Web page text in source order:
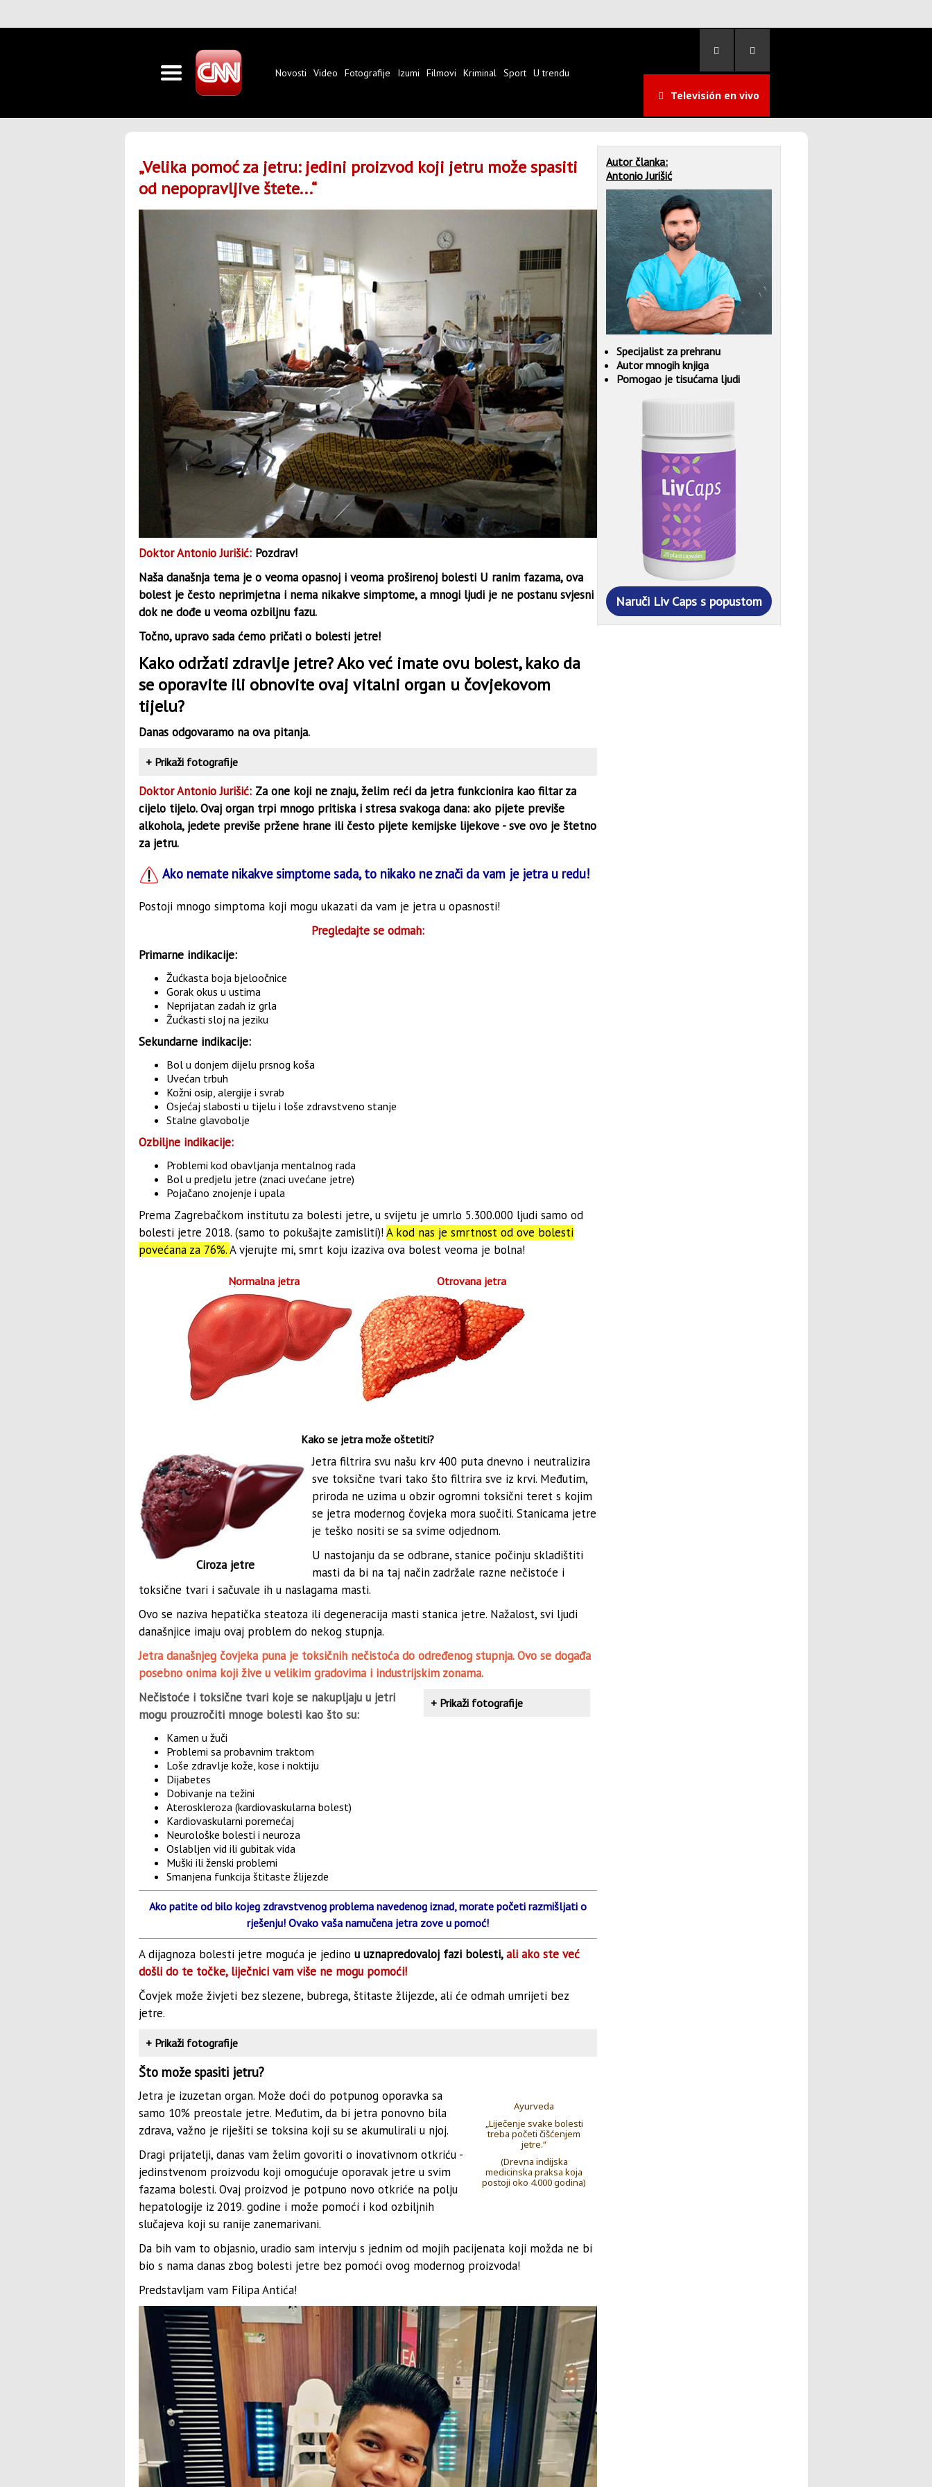
Novosti Video Fotografije Izumi Filmovi Kriminal Sport U trendu
Televisión en vivo
„Velika pomoć za jetru: jedini proizvod koji jetru može spasiti
od nepopravljive štete...“
Doktor Antonio Jurišić: Pozdrav!
Naša današnja tema je o veoma opasnoj i veoma proširenoj bolesti U ranim fazama, ova
bolest je često neprimjetna i nema nikakve simptome, a mnogi ljudi je ne postanu svjesni
dok ne dođe u veoma ozbiljnu fazu.
Točno, upravo sada ćemo pričati o bolesti jetre!
Kako održati zdravlje jetre? Ako već imate ovu bolest, kako da
se oporavite ili obnovite ovaj vitalni organ u čovjekovom
tijelu?
Danas odgovaramo na ova pitanja.
+ Prikaži fotografije
Doktor Antonio Jurišić: Za one koji ne znaju, želim reći da jetra funkcionira kao filtar za
cijelo tijelo. Ovaj organ trpi mnogo pritiska i stresa svakoga dana: ako pijete previše
alkohola, jedete previše pržene hrane ili često pijete kemijske lijekove - sve ovo je štetno
za jetru.
Ako nemate nikakve simptome sada, to nikako ne znači da vam je jetra u redu!
Postoji mnogo simptoma koji mogu ukazati da vam je jetra u opasnosti!
Pregledajte se odmah:
Primarne indikacije:
Žućkasta boja bjeloočnice
Gorak okus u ustima
Neprijatan zadah iz grla
Žućkasti sloj na jeziku
Sekundarne indikacije:
Bol u donjem dijelu prsnog koša
Uvećan trbuh
Kožni osip, alergije i svrab
Osjećaj slabosti u tijelu i loše zdravstveno stanje
Stalne glavobolje
Ozbiljne indikacije:
Problemi kod obavljanja mentalnog rada
Bol u predjelu jetre (znaci uvećane jetre)
Pojačano znojenje i upala
Prema Zagrebačkom institutu za bolesti jetre, u svijetu je umrlo 5.300.000 ljudi samo od
bolesti jetre 2018. (samo to pokušajte zamisliti)!A kod nas je smrtnost od ove bolesti
povećana za 76%.A vjerujte mi, smrt koju izaziva ova bolest veoma je bolna!
Normalna jetra Otrovana jetra
Kako se jetra može oštetiti?
Ciroza jetre
Jetra filtrira svu našu krv 400 puta dnevno i neutralizira
sve toksične tvari tako što filtrira sve iz krvi. Međutim,
priroda ne uzima u obzir ogromni toksični teret s kojim
se jetra modernog čovjeka mora suočiti. Stanicama jetre
je teško nositi se sa svime odjednom.
U nastojanju da se odbrane, stanice počinju skladištiti
masti da bi na taj način zadržale razne nečistoće i
toksične tvari i sačuvale ih u naslagama masti.
Ovo se naziva hepatička steatoza ili degeneracija masti stanica jetre. Nažalost, svi ljudi
današnjice imaju ovaj problem do nekog stupnja.
Jetra današnjeg čovjeka puna je toksičnih nečistoća do određenog stupnja. Ovo se događa
posebno onima koji žive u velikim gradovima i industrijskim zonama.
+ Prikaži fotografije
Nečistoće i toksične tvari koje se nakupljaju u jetri
mogu prouzročiti mnoge bolesti kao što su:
Kamen u žuči
Problemi sa probavnim traktom
Loše zdravlje kože, kose i noktiju
Dijabetes
Dobivanje na težini
Ateroskleroza (kardiovaskularna bolest)
Kardiovaskularni poremećaj
Neurološke bolesti i neuroza
Oslabljen vid ili gubitak vida
Muški ili ženski problemi
Smanjena funkcija štitaste žlijezde
Ako patite od bilo kojeg zdravstvenog problema navedenog iznad, morate početi razmišljati o
rješenju! Ovako vaša namučena jetra zove u pomoć!
A dijagnoza bolesti jetre moguća je jedino u uznapredovaloj fazi bolesti,ali ako ste već
došli do te točke, liječnici vam više ne mogu pomoći!
Čovjek može živjeti bez slezene, bubrega, štitaste žlijezde, ali će odmah umrijeti bez
jetre.
+ Prikaži fotografije
Što može spasiti jetru?
Ayurveda
„Liječenje svake bolesti
treba početi čišćenjem
jetre.“
(Drevna indijska
medicinska praksa koja
postoji oko 4.000 godina)
Jetra je izuzetan organ. Može doći do potpunog oporavka sa
samo 10% preostale jetre. Međutim, da bi jetra ponovno bila
zdrava, važno je riješiti se toksina koji su se akumulirali u njoj.
Dragi prijatelji, danas vam želim govoriti o inovativnom otkriću -
jedinstvenom proizvodu koji omogućuje oporavak jetre u svim
fazama bolesti. Ovaj proizvod je potpuno novo otkriće na polju
hepatologije iz 2019. godine i može pomoći i kod ozbiljnih
slučajeva koji su ranije zanemarivani.
Da bih vam to objasnio, uradio sam intervju s jednim od mojih pacijenata koji možda ne bi
bio s nama danas zbog bolesti jetre bez pomoći ovog modernog proizvoda!
Predstavljam vam Filipa Antića!
Autor članka:
Antonio Jurišić
Specijalist za prehranu
Autor mnogih knjiga
Pomogao je tisućama ljudi
Naruči Liv Caps s popustom